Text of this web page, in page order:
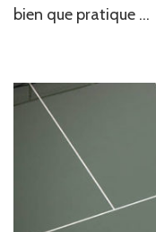
les
béton
résidentielles
bien que pratique …